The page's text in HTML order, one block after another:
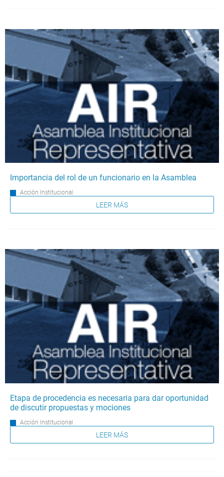
Importancia del rol de un funcionario en la Asamblea
Acción Institucional
LEER MÁS
Etapa de procedencia es necesaria para dar oportunidad
de discutir propuestas y mociones
Acción Institucional
LEER MÁS